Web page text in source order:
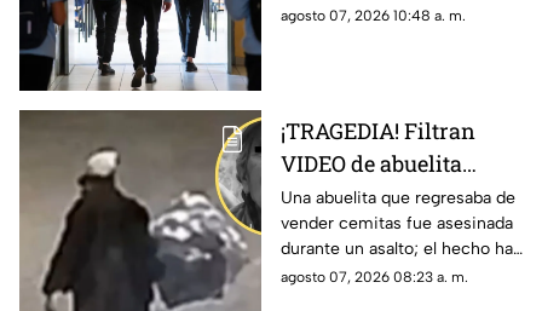
clases para varias escuelas;
agosto 07, 2026 10:48 a. m.
¡TRAGEDIA! Filtran
VIDEO de abuelita
ASESINADA durante
asalto mientras
regresaba de vender;
solo llevaba 90 pesos
Una abuelita que regresaba de
vender cemitas fue asesinada
durante un asalto; el hecho ha
causado indignación entre la
agosto 07, 2026 08:23 a. m.